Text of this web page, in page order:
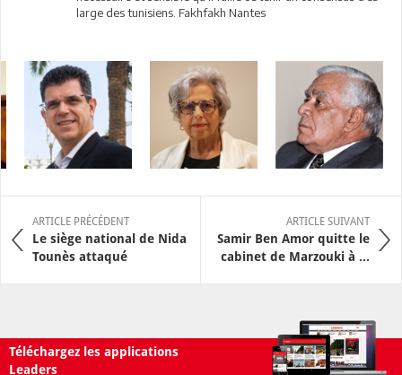
large des tunisiens. Fakhfakh Nantes
ARTICLE PRÉCÉDENT
Le siège national de Nida
Tounès attaqué
ARTICLE SUIVANT
Samir Ben Amor quitte le
cabinet de Marzouki à ...
Téléchargez les applications
Leaders